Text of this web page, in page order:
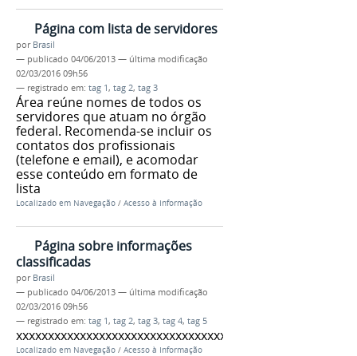
Página com lista de servidores
por Brasil
— publicado 04/06/2013 — última modificação
02/03/2016 09h56
— registrado em: tag 1, tag 2, tag 3
Área reúne nomes de todos os
servidores que atuam no órgão
federal. Recomenda-se incluir os
contatos dos profissionais
(telefone e email), e acomodar
esse conteúdo em formato de
lista
Localizado em Navegação / Acesso à Informação
Página sobre informações
classificadas
por Brasil
— publicado 04/06/2013 — última modificação
02/03/2016 09h56
— registrado em: tag 1, tag 2, tag 3, tag 4, tag 5
xxxxxxxxxxxxxxxxxxxxxxxxxxxxxxxxxxxx
Localizado em Navegação / Acesso à Informação